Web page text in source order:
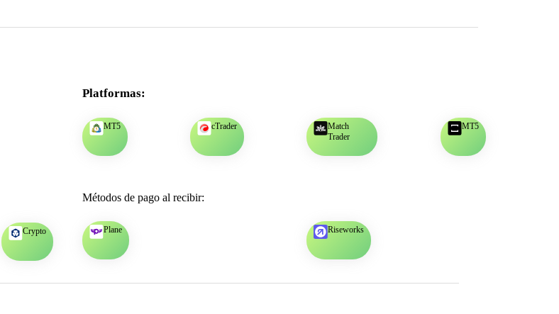
Platformas:
MT5 cTrader
Match
Trader
MT5
Crypto
Métodos de pago al recibir:
Plane Riseworks